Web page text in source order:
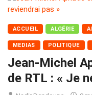
ACCUEIL ALGÉRIE
MEDIAS POLITIQUE
Jean-Michel
de RTL : « Je